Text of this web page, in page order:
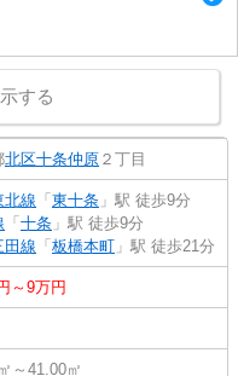
する
北区十条仲原 ２丁目
北線 「 東十条 」駅 徒歩9分
「 十条 」駅 徒歩9分
田線 「 板橋本町 」駅 徒歩21分
～9万円
～41.00㎡